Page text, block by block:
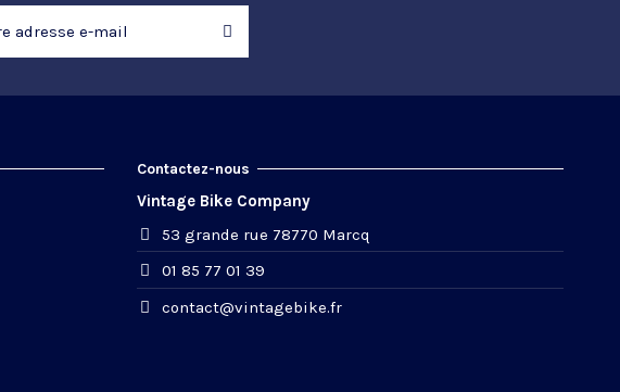
Contactez-nous
Vintage Bike Company
53 grande rue 78770 Marcq
01 85 77 01 39
contact@vintagebike.fr